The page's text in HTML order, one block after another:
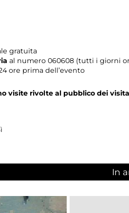
gratuita
al numero 060608 (tutti i giorni
ore prima dell’evento
visite rivolte al pubblico dei
In